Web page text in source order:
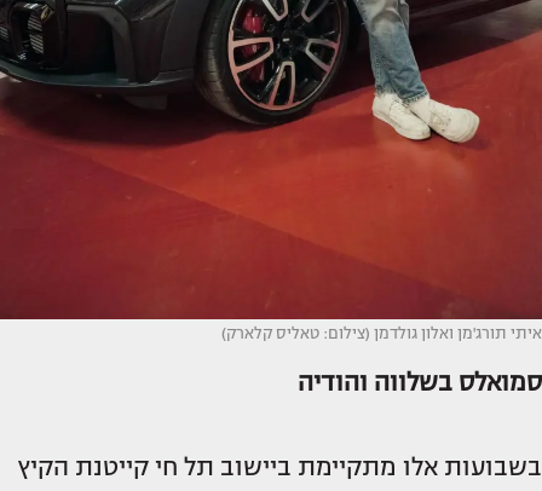
איתי תורג'מן ואלון גולדמן (צילום: טאליס קלארק)
סמואלס בשלווה והודיה
בשבועות אלו מתקיימת ביישוב תל חי קייטנת הקיץ